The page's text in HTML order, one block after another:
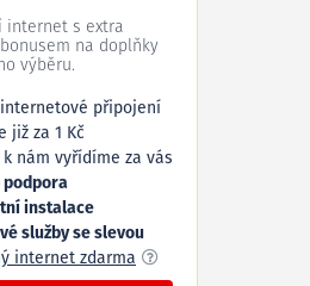
internet s extra
na doplňky
výběru.
připojení
již za 1 Kč
k nám vyřídíme za vás
podpora
instalace
služby se slevou
internet zdarma